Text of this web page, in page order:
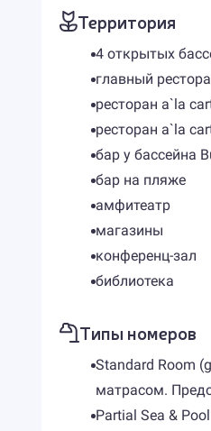
Территория
4 открытых
главный
ресторан a`la
ресторан a`la
бар у бассейна
бар на пляже
амфитеатр
магазины
конференц-зал
библиотека
Типы номеров
Standard Room
матрасом.
Partial Sea &